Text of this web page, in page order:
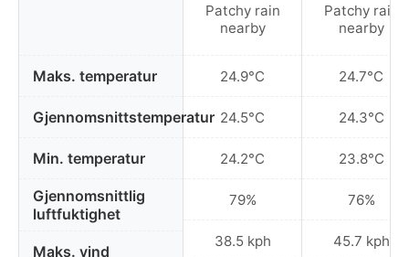
Maks. temperatur
Gjennomsnittstemperatur
Min. temperatur
Gjennomsnittlig
luftfuktighet
Maks. vind
Patchy rain
nearby
24.9°C
24.5°C
24.2°C
79%
38.5 kph
Patchy rain
nearby
24.7°C
24.3°C
23.8°C
76%
45.7 kph